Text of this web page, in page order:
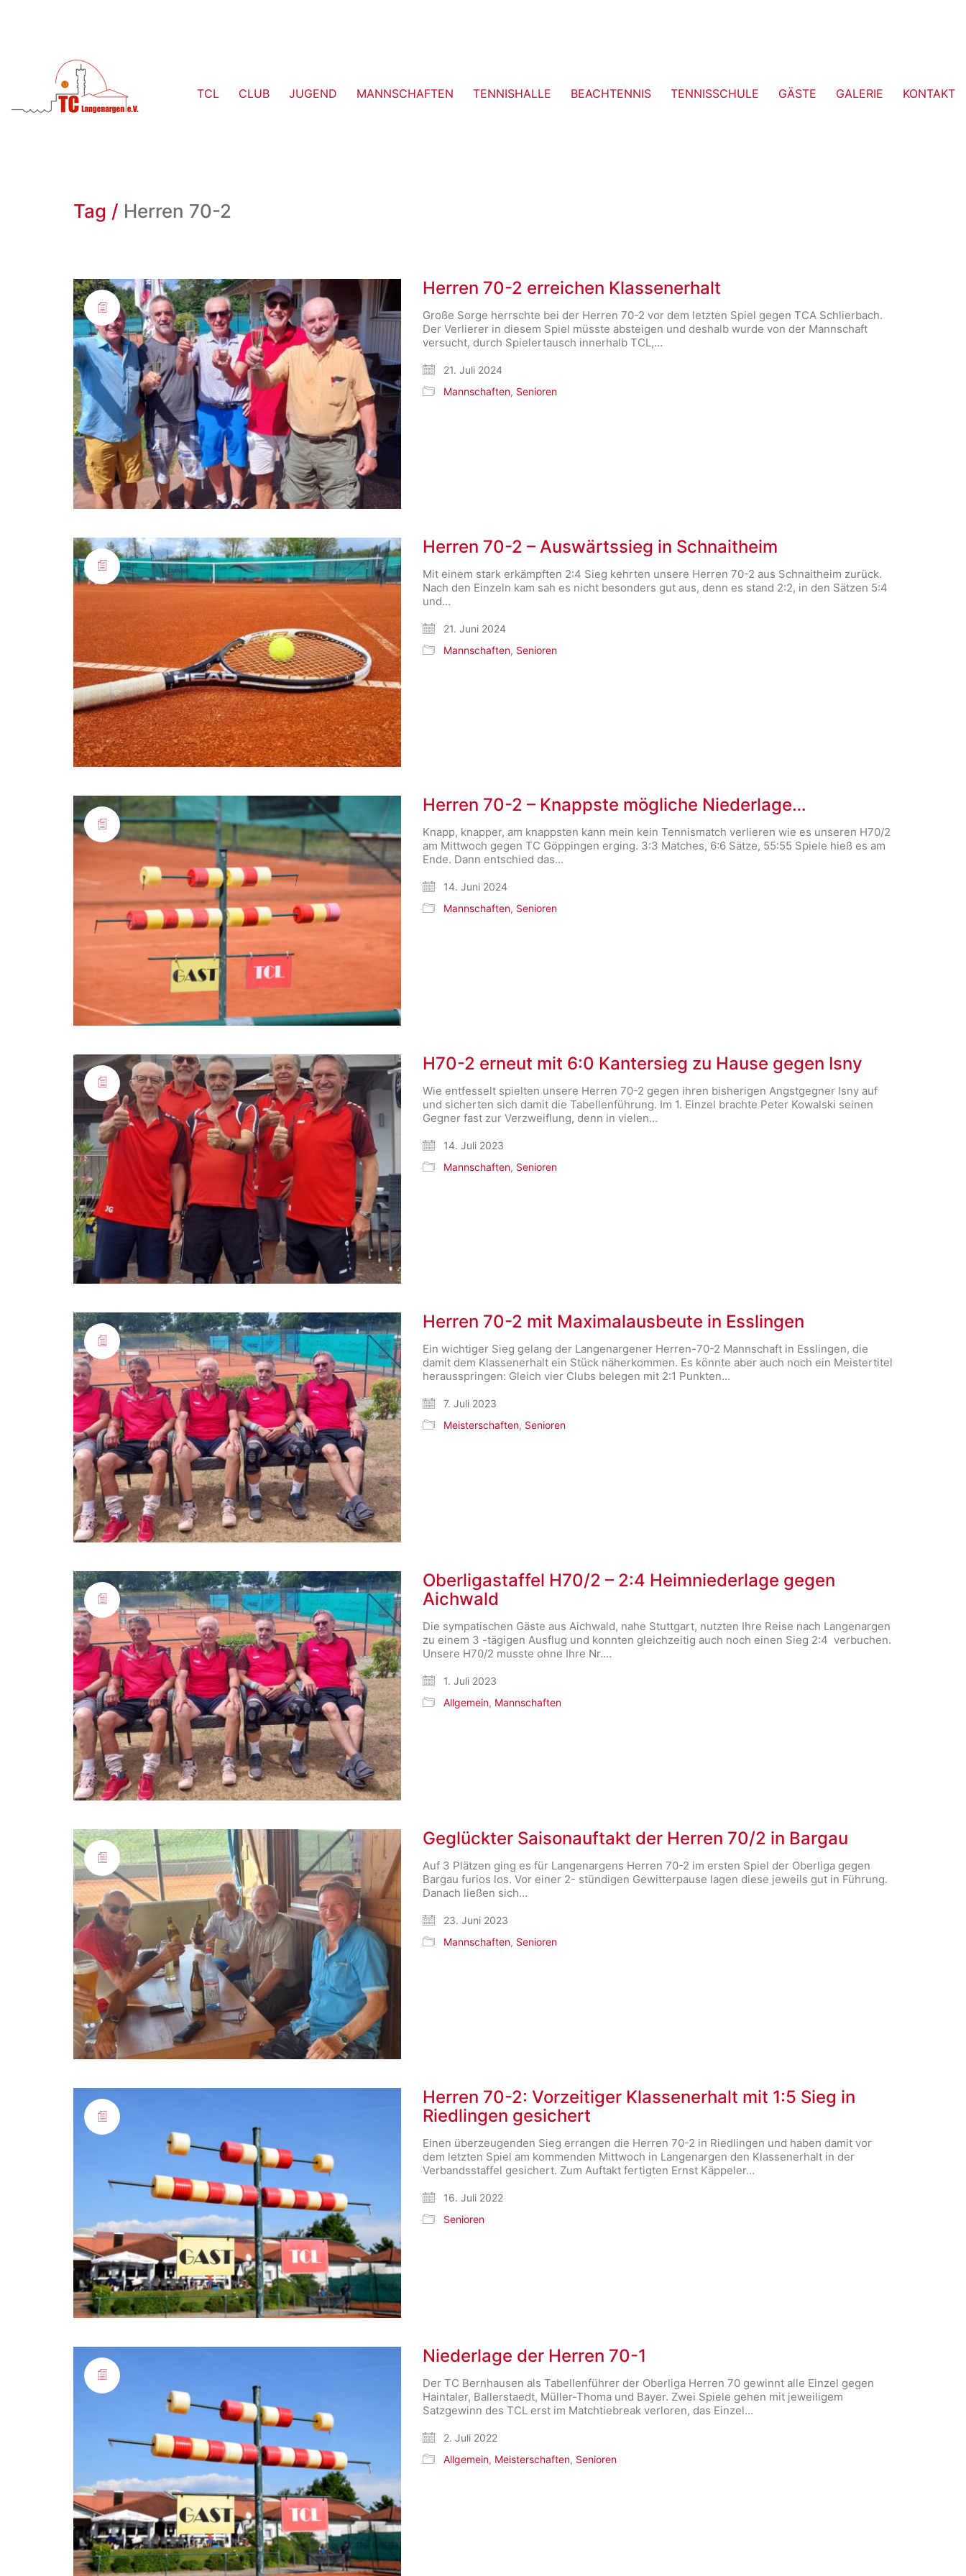
TCL CLUB JUGEND MANNSCHAFTEN TENNISHALLE BEACHTENNIS TENNISSCHULE GÄSTE GALERIE KONTAKT
Tag / Herren 70-2
Herren 70-2 erreichen Klassenerhalt
Große Sorge herrschte bei der Herren 70-2 vor dem letzten Spiel gegen TCA Schlierbach.
Der Verlierer in diesem Spiel müsste absteigen und deshalb wurde von der Mannschaft
versucht, durch Spielertausch innerhalb TCL,…
21. Juli 2024
Mannschaften, Senioren
Herren 70-2 – Auswärtssieg in Schnaitheim
Mit einem stark erkämpften 2:4 Sieg kehrten unsere Herren 70-2 aus Schnaitheim zurück.
Nach den Einzeln kam sah es nicht besonders gut aus, denn es stand 2:2, in den Sätzen 5:4
und…
21. Juni 2024
Mannschaften, Senioren
Herren 70-2 – Knappste mögliche Niederlage…
Knapp, knapper, am knappsten kann mein kein Tennismatch verlieren wie es unseren H70/2
am Mittwoch gegen TC Göppingen erging. 3:3 Matches, 6:6 Sätze, 55:55 Spiele hieß es am
Ende. Dann entschied das…
14. Juni 2024
Mannschaften, Senioren
H70-2 erneut mit 6:0 Kantersieg zu Hause gegen Isny
Wie entfesselt spielten unsere Herren 70-2 gegen ihren bisherigen Angstgegner Isny auf
und sicherten sich damit die Tabellenführung. Im 1. Einzel brachte Peter Kowalski seinen
Gegner fast zur Verzweiflung, denn in vielen…
14. Juli 2023
Mannschaften, Senioren
Herren 70-2 mit Maximalausbeute in Esslingen
Ein wichtiger Sieg gelang der Langenargener Herren-70-2 Mannschaft in Esslingen, die
damit dem Klassenerhalt ein Stück näherkommen. Es könnte aber auch noch ein Meistertitel
herausspringen: Gleich vier Clubs belegen mit 2:1 Punkten…
7. Juli 2023
Meisterschaften, Senioren
Oberligastaffel H70/2 – 2:4 Heimniederlage gegen
Aichwald
Die sympatischen Gäste aus Aichwald, nahe Stuttgart, nutzten Ihre Reise nach Langenargen
zu einem 3 -tägigen Ausflug und konnten gleichzeitig auch noch einen Sieg 2:4 verbuchen.
Unsere H70/2 musste ohne Ihre Nr.…
1. Juli 2023
Allgemein, Mannschaften
Geglückter Saisonauftakt der Herren 70/2 in Bargau
Auf 3 Plätzen ging es für Langenargens Herren 70-2 im ersten Spiel der Oberliga gegen
Bargau furios los. Vor einer 2- stündigen Gewitterpause lagen diese jeweils gut in Führung.
Danach ließen sich…
23. Juni 2023
Mannschaften, Senioren
Herren 70-2: Vorzeitiger Klassenerhalt mit 1:5 Sieg in
Riedlingen gesichert
Einen überzeugenden Sieg errangen die Herren 70-2 in Riedlingen und haben damit vor
dem letzten Spiel am kommenden Mittwoch in Langenargen den Klassenerhalt in der
Verbandsstaffel gesichert. Zum Auftakt fertigten Ernst Käppeler…
16. Juli 2022
Senioren
Niederlage der Herren 70-1
Der TC Bernhausen als Tabellenführer der Oberliga Herren 70 gewinnt alle Einzel gegen
Haintaler, Ballerstaedt, Müller-Thoma und Bayer. Zwei Spiele gehen mit jeweiligem
Satzgewinn des TCL erst im Matchtiebreak verloren, das Einzel…
2. Juli 2022
Allgemein, Meisterschaften, Senioren